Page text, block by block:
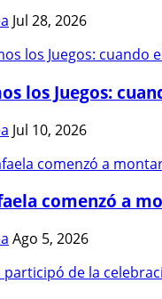
Jul 28, 2026
los Juegos:
Jul 10, 2026
comenzó a
Ago 5, 2026